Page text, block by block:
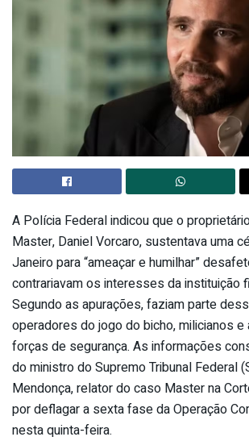
A Polícia Federal indicou que o
Master, Daniel Vorcaro, sustentava uma
Janeiro para “ameaçar e humilhar”
contrariavam os interesses da instituição
Segundo as apurações, faziam parte
operadores do jogo do bicho, milicianos
forças de segurança. As informações
do ministro do Supremo Tribunal Federal
Mendonça, relator do caso Master na
por deflagar a sexta fase da Operação
nesta quinta-feira.